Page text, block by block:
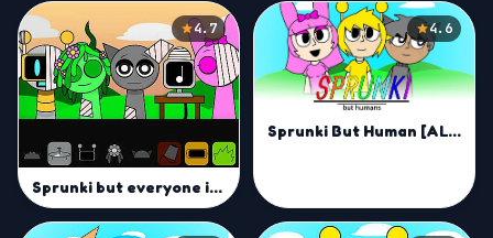
4.7
Sprunki but everyone is alive
4.6
Sprunki But Human [ALL CHARACTERS]